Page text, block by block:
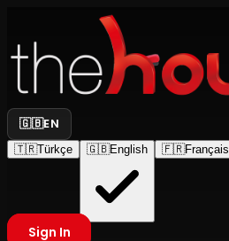
🇬🇧EN
🇹🇷Türkçe 🇬🇧English 🇫🇷Français
Sign In